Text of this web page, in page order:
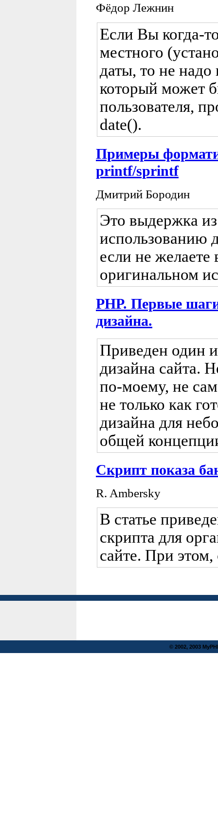
Фёдор Лежнин
Если Вы когда-
местного
даты, то не
который может
пользователя,
date().
Примеры
printf/sprintf
Дмитрий Бородин
Это выдержка
использованию
если не желаете
оригинальном
PHP. Первые
дизайна.
Приведен один
дизайна сайта.
по-моему, не
не только как
дизайна для
общей
Скрипт показа
R. Ambersky
В статье
скрипта для
сайте. При
© 2002, 2003